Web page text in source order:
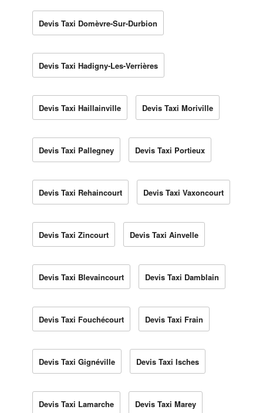
Devis Taxi Domèvre-Sur-Durbion
Devis Taxi Hadigny-Les-Verrières
Devis Taxi Haillainville Devis Taxi Moriville
Devis Taxi Pallegney Devis Taxi Portieux
Devis Taxi Rehaincourt Devis Taxi Vaxoncourt
Devis Taxi Zincourt Devis Taxi Ainvelle
Devis Taxi Blevaincourt Devis Taxi Damblain
Devis Taxi Fouchécourt Devis Taxi Frain
Devis Taxi Gignéville Devis Taxi Isches
Devis Taxi Lamarche Devis Taxi Marey